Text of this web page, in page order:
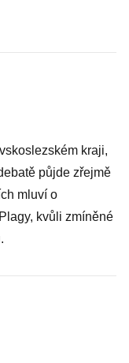
kraji,
půjde zřejmě
mluví o
kvůli zmíněné